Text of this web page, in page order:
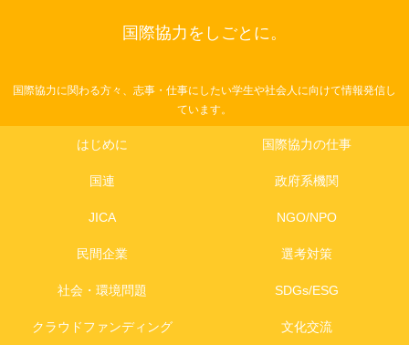
国際協力をしごとに。
国際協力に関わる方々、志事・仕事にしたい学生や社会人に向けて情報発信し
ています。
はじめに 国際協力の仕事
国連 政府系機関
JICA NGO/NPO
民間企業 選考対策
社会・環境問題 SDGs/ESG
クラウドファンディング 文化交流